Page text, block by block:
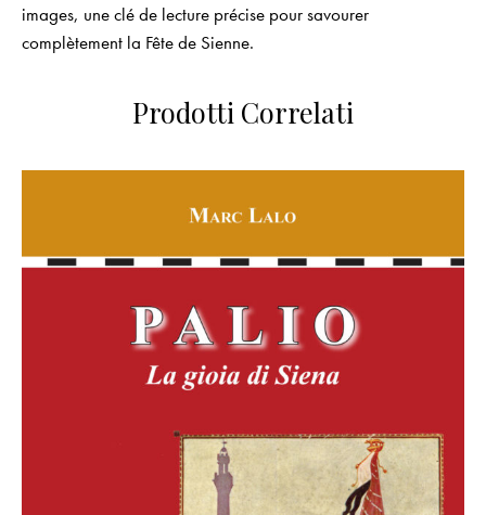
images, une clé de lecture précise pour savourer
complètement la Fête de Sienne.
Prodotti Correlati